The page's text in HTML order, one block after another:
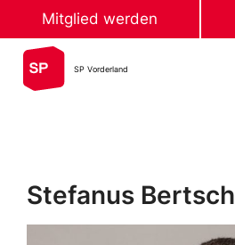
Mitglied werden
SP Vorderland
Stefanus Bertsch